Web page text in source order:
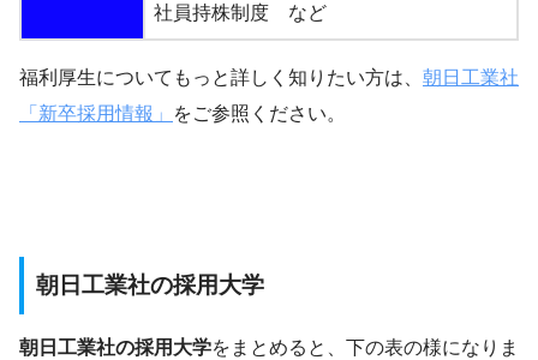
社員持株制度 など
福利厚生についてもっと詳しく知りたい方は、 朝日工業社
「新卒採用情報」
をご参照ください。
朝日工業社の採用大学
朝日工業社の採用大学をまとめると、下の表の様になりま